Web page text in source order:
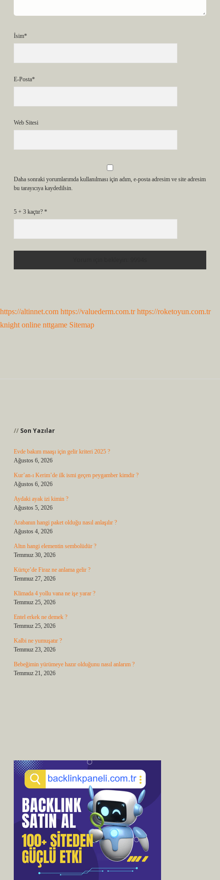
İsim*
E-Posta*
Web Sitesi
Daha sonraki yorumlarımda kullanılması için adım, e-posta adresim ve site adresim
bu tarayıcıya kaydedilsin.
5 + 3 kaçtır? *
https://altinnet.com https://valuederm.com.tr https://roketoyun.com.tr
knight online nttgame Sitemap
Son Yazılar
Evde bakım maaşı için gelir kriteri 2025 ?
Ağustos 6, 2026
Kur’an-ı Kerim’de ilk ismi geçen peygamber kimdir ?
Ağustos 6, 2026
Aydaki ayak izi kimin ?
Ağustos 5, 2026
Arabanın hangi paket olduğu nasıl anlaşılır ?
Ağustos 4, 2026
Altın hangi elementin sembolüdür ?
Temmuz 30, 2026
Kürtçe’de Firaz ne anlama gelir ?
Temmuz 27, 2026
Klimada 4 yollu vana ne işe yarar ?
Temmuz 25, 2026
Entel erkek ne demek ?
Temmuz 25, 2026
Kalbi ne yumuşatır ?
Temmuz 23, 2026
Bebeğimin yürümeye hazır olduğunu nasıl anlarım ?
Temmuz 21, 2026